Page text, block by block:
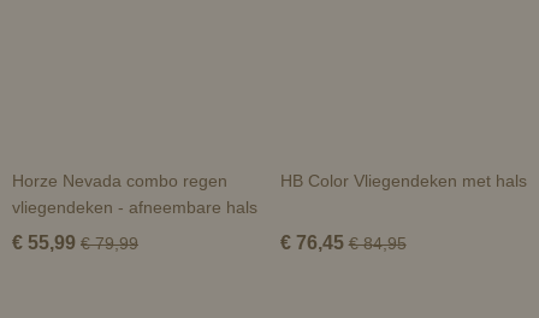
Horze Nevada combo regen
vliegendeken - afneembare hals
€ 55,99 € 79,99
HB Color Vliegendeken met hals
€ 76,45 € 84,95